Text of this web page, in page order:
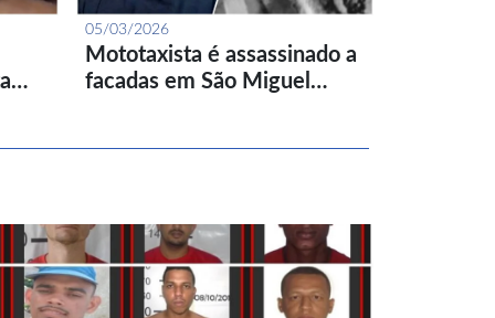
05/03/2026
Mototaxista é assassinado a
facadas em São Miguel…